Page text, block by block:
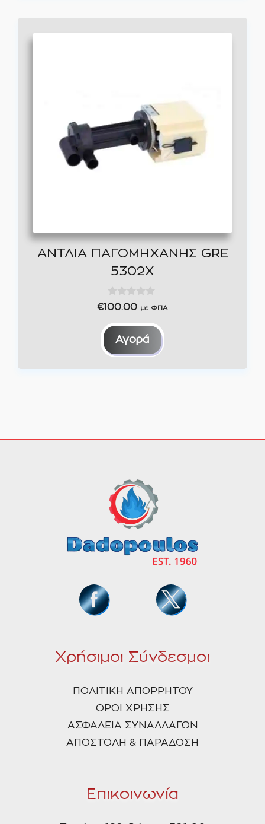
ΑΝΤΛΙΑ ΠΑΓΟΜΗΧΑΝΗΣ GRE
5302X
0
o
u
t
5
€100.00 με ΦΠΑ
Αγορά
Χρήσιμοι Σύνδεσμοι
ΠΟΛΙΤΙΚΗ ΑΠΟΡΡΗΤΟΥ
ΟΡΟΙ ΧΡΗΣΗΣ
ΑΣΦΑΛΕΙΑ ΣΥΝΑΛΛΑΓΩΝ
ΑΠΟΣΤΟΛΗ & ΠΑΡΑΔΟΣΗ
Επικοινωνία